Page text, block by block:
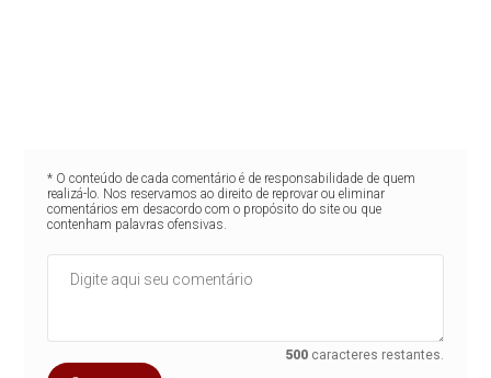
* O conteúdo de cada comentário é de responsabilidade de quem
realizá-lo. Nos reservamos ao direito de reprovar ou eliminar
comentários em desacordo com o propósito do site ou que
contenham palavras ofensivas.
500 caracteres restantes.